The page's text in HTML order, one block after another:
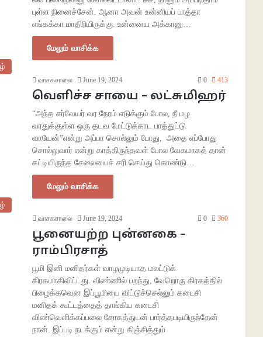
புள்ள நினைச்சேன். ஆனா அவன் உன்னியப் பாத்தா
எங்கக்கா மாதிரியிருக்கு. உன்னைய அக்கானு…
மேலும் வாசிக்க
வாசகசாலை June 19, 2024 0 413
வெளிச்ச சாயை – லட்சுமிஹர்
“அந்த சர்வேயர் வர நேரம் எடுக்கும் போல, நீ மழ
வரதுக்குள்ள ஒரு தடவ மேட்டுக்காட பாத்துட்டு
வாயேன்”என்று அப்பா சொல்லும் போது, அதை எப்போது
சொல்லுவார் என்று காத்திருந்தவள் போல வேகமாகத் தான்
கட்டியிருந்த சேலையைச் சரி செய்து கொண்டு…
மேலும் வாசிக்க
வாசகசாலை June 19, 2024 0 360
பூனையற்ற புன்னகை –
ராம்பிரசாத்
பூமி இனி மனிதர்கள் வாழமுடியாத மலட்டுக்
கிரகமாகிவிட்டது. விண்ணில் பறந்து, வேறொரு கிரகத்தில்
பிழைக்கவென இப்பூமியை விட்டுச்செல்லும் கடைசி
மனிதக் கூட்டத்தைத் தாங்கிய கடைசி
விண்வெளிக்கப்பலை சோகத்துடன் பார்த்தபடியிருந்தேன்
நான். இப்படி நடக்கும் என்று கிஞ்சித்தும்